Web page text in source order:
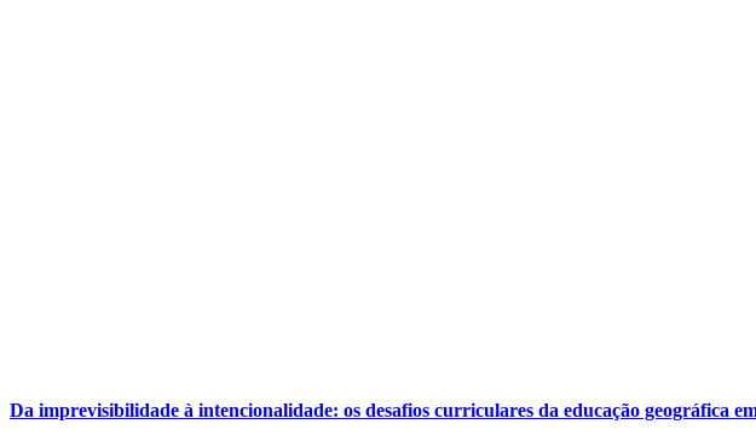
Da imprevisibilidade à intencionalidade: os desafios curriculares da educação geográfica